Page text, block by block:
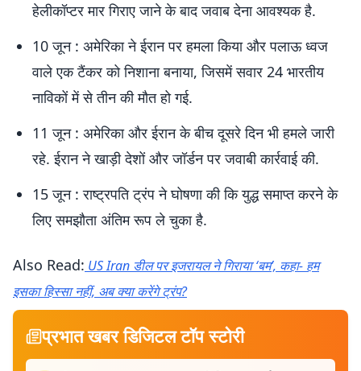
हेलीकॉप्टर मार गिराए जाने के बाद जवाब देना आवश्यक है.
10 जून : अमेरिका ने ईरान पर हमला किया और पलाऊ ध्वज
वाले एक टैंकर को निशाना बनाया, जिसमें सवार 24 भारतीय
नाविकों में से तीन की मौत हो गई.
11 जून : अमेरिका और ईरान के बीच दूसरे दिन भी हमले जारी
रहे. ईरान ने खाड़ी देशों और जॉर्डन पर जवाबी कार्रवाई की.
15 जून : राष्ट्रपति ट्रंप ने घोषणा की कि युद्ध समाप्त करने के
लिए समझौता अंतिम रूप ले चुका है.
Also Read: US Iran डील पर इजरायल ने गिराया ‘बम’, कहा- हम
इसका हिस्सा नहीं, अब क्या करेंगे ट्रंप?
प्रभात खबर डिजिटल टॉप स्टोरी